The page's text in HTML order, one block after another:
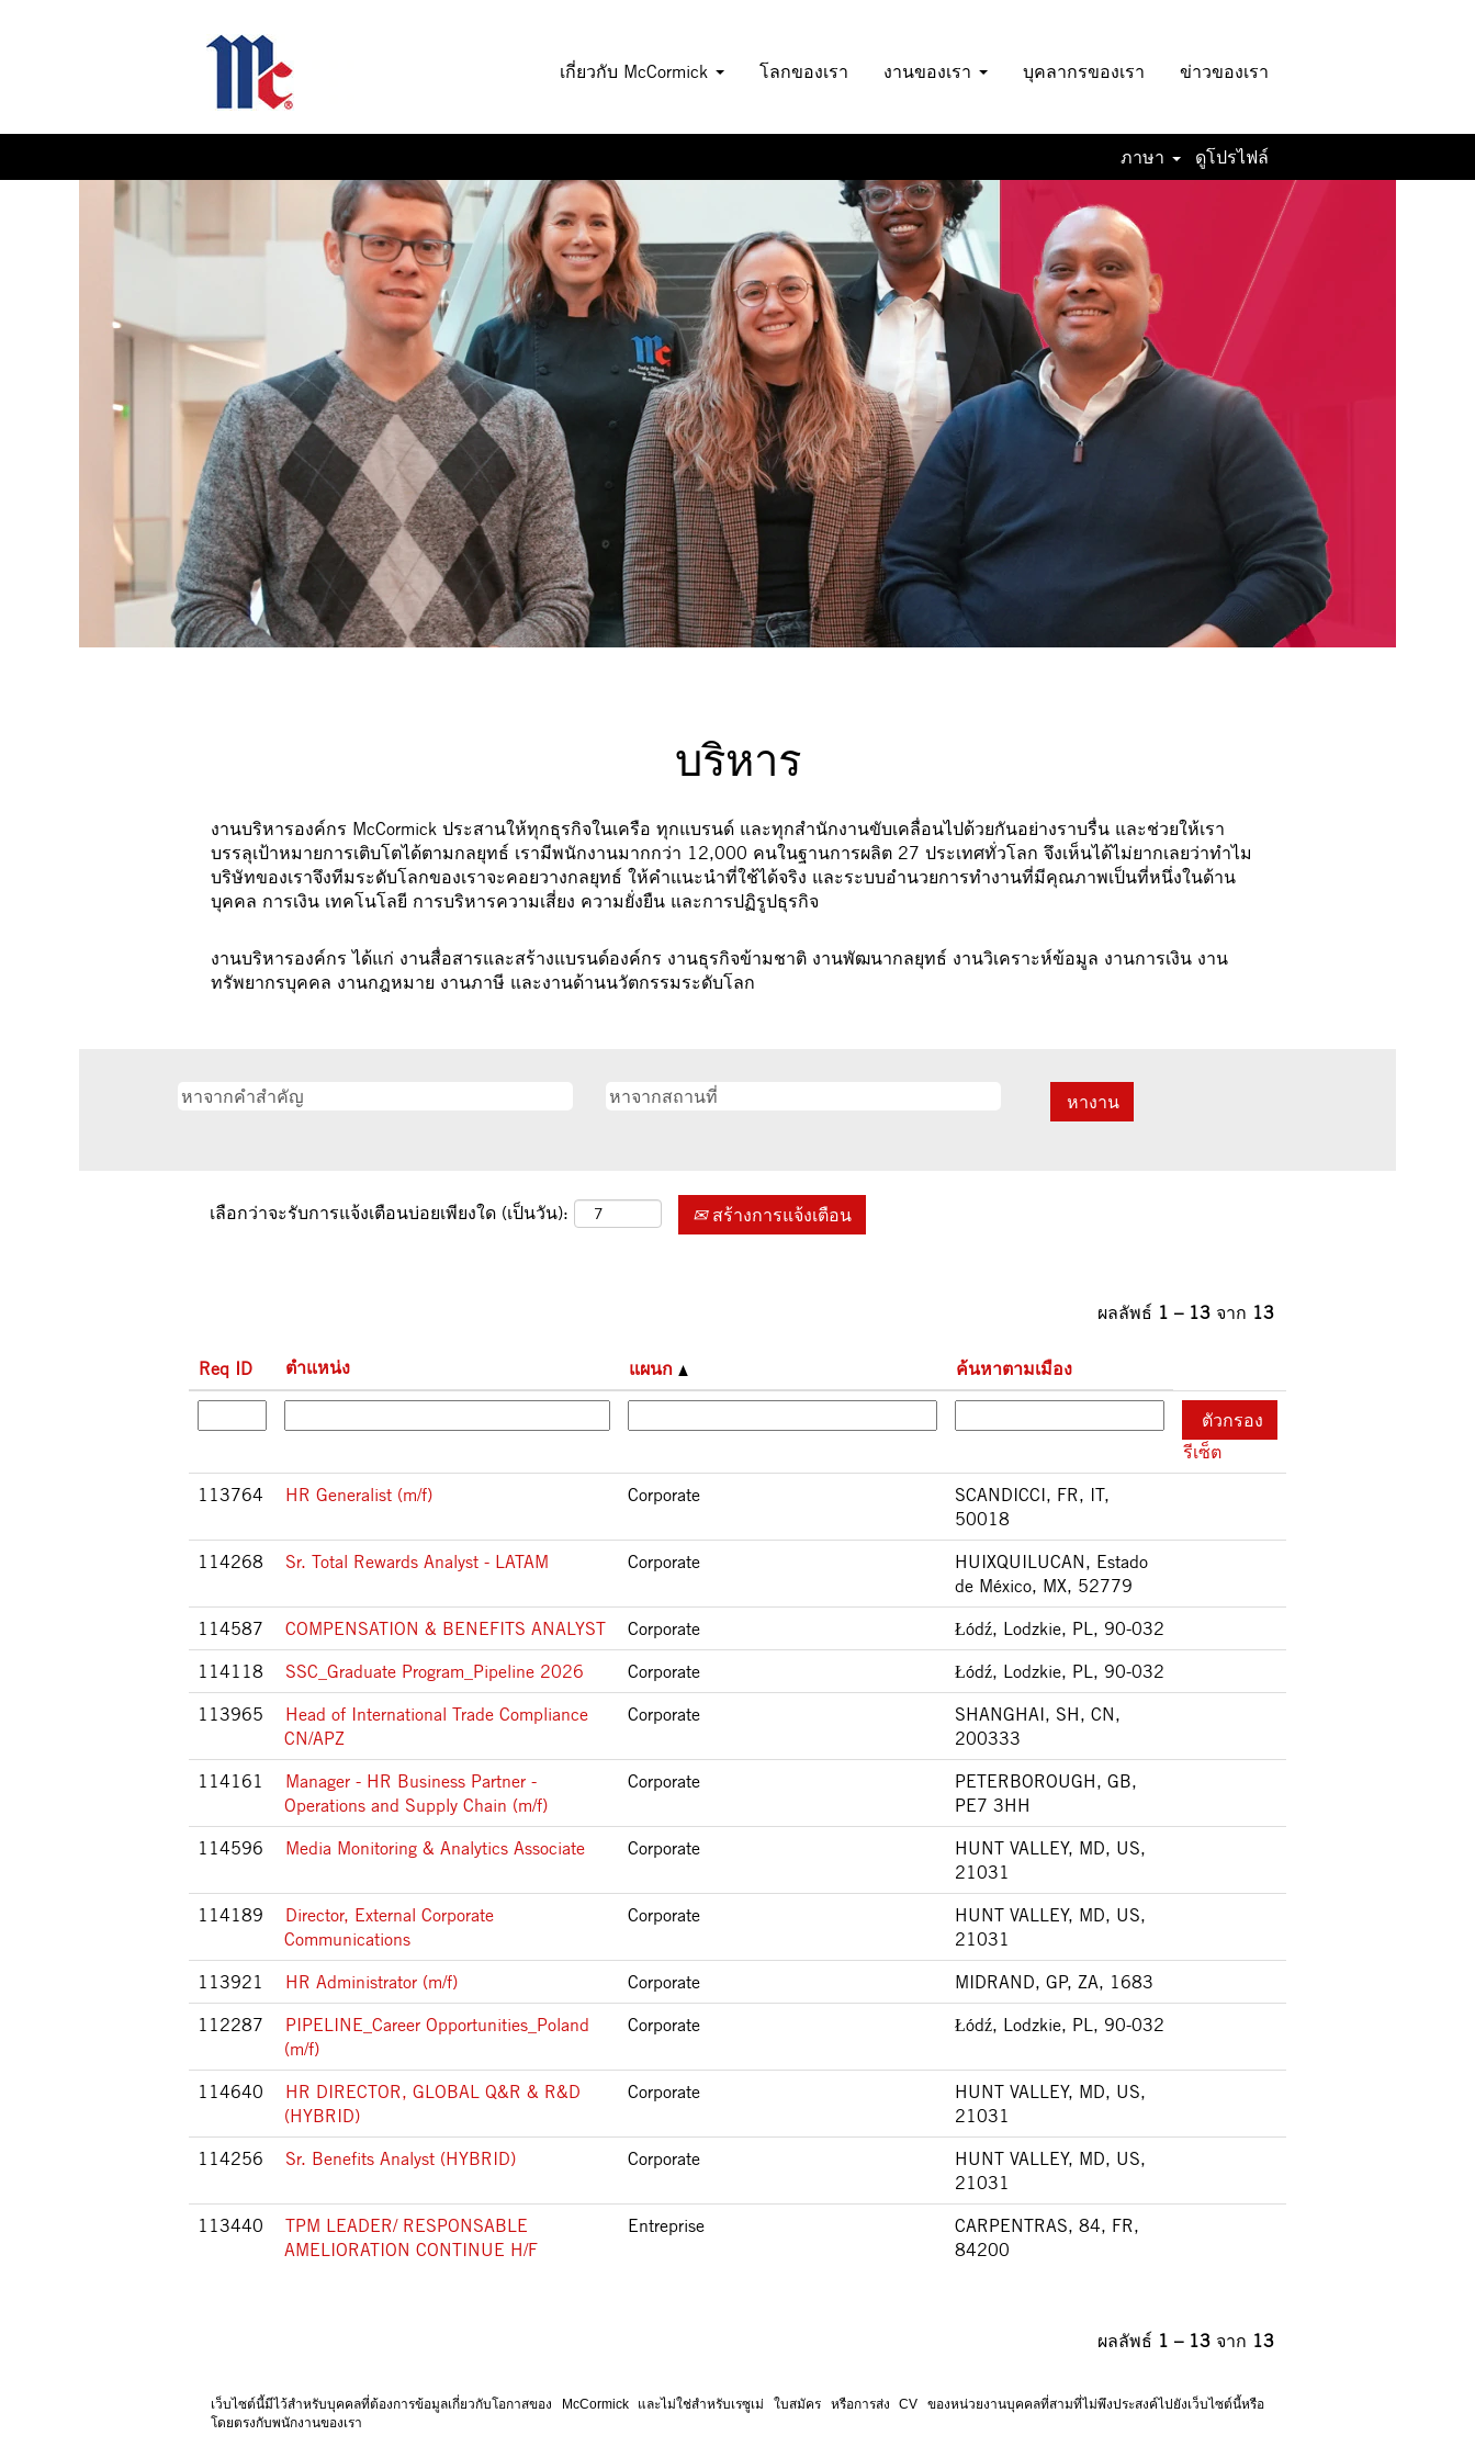
เกี่ยวกับ McCormick โลกของเรา งานของเรา บุคลากรของเรา ข่าวของเรา
ภาษา ดูโปรไฟล์
บริหาร
งานบริหารองค์กร McCormick ประสานให้ทุกธุรกิจในเครือ ทุกแบรนด์ และทุกสำนักงานขับเคลื่อนไปด้วยกันอย่างราบรื่น และช่วยให้เรา
บรรลุเป้าหมายการเติบโตได้ตามกลยุทธ์ เรามีพนักงานมากกว่า 12,000 คนในฐานการผลิต 27 ประเทศทั่วโลก จึงเห็นได้ไม่ยากเลยว่าทำไม
บริษัทของเราจึงทีมระดับโลกของเราจะคอยวางกลยุทธ์ ให้คำแนะนำที่ใช้ได้จริง และระบบอำนวยการทำงานที่มีคุณภาพเป็นที่หนึ่งในด้าน
บุคคล การเงิน เทคโนโลยี การบริหารความเสี่ยง ความยั่งยืน และการปฏิรูปธุรกิจ
งานบริหารองค์กร ได้แก่ งานสื่อสารและสร้างแบรนด์องค์กร งานธุรกิจข้ามชาติ งานพัฒนากลยุทธ์ งานวิเคราะห์ข้อมูล งานการเงิน งาน
ทรัพยากรบุคคล งานกฎหมาย งานภาษี และงานด้านนวัตกรรมระดับโลก
เลือกว่าจะรับการแจ้งเตือนบ่อยเพียงใด (เป็นวัน): สร้างการแจ้งเตือน
ผลลัพธ์ 1 – 13 จาก 13
Req ID ตำแหน่ง แผนก ค้นหาตามเมือง
รีเซ็ต
113764
HR Generalist (m/f) Corporate
SCANDICCI, FR, IT,
50018
114268
Sr. Total Rewards Analyst - LATAM Corporate
HUIXQUILUCAN, Estado
de México, MX, 52779
114587
COMPENSATION & BENEFITS ANALYST Corporate
Łódź, Lodzkie, PL, 90-032
114118
SSC_Graduate Program_Pipeline 2026 Corporate
Łódź, Lodzkie, PL, 90-032
113965
Head of International Trade Compliance
CN/APZ
Corporate
SHANGHAI, SH, CN,
200333
114161
Manager - HR Business Partner -
Operations and Supply Chain (m/f)
Corporate
PETERBOROUGH, GB,
PE7 3HH
114596
Media Monitoring & Analytics Associate Corporate
HUNT VALLEY, MD, US,
21031
114189
Director, External Corporate
Communications
Corporate
HUNT VALLEY, MD, US,
21031
113921
HR Administrator (m/f) Corporate
MIDRAND, GP, ZA, 1683
112287
PIPELINE_Career Opportunities_Poland
(m/f)
Corporate Łódź, Lodzkie, PL, 90-032
114640
HR DIRECTOR, GLOBAL Q&R & R&D
(HYBRID)
Corporate
HUNT VALLEY, MD, US,
21031
114256
Sr. Benefits Analyst (HYBRID) Corporate
HUNT VALLEY, MD, US,
21031
113440
TPM LEADER/ RESPONSABLE
AMELIORATION CONTINUE H/F
Entreprise
CARPENTRAS, 84, FR,
84200
ผลลัพธ์ 1 – 13 จาก 13
เว็บไซต์นี้มีไว้สําหรับบุคคลที่ต้องการข้อมูลเกี่ยวกับโอกาสของ McCormick และไม่ใช่สําหรับเรซูเม่ ใบสมัคร หรือการส่ง CV ของหน่วยงานบุคคลที่สามที่ไม่พึงประสงค์ไปยังเว็บไซต์นี้หรือ
โดยตรงกับพนักงานของเรา